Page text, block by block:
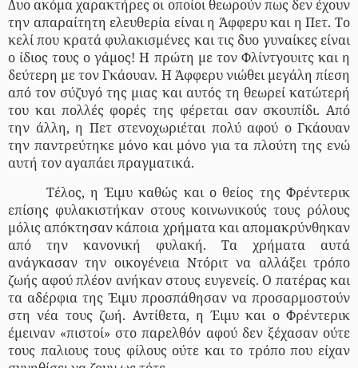
Δυο ακόμα χαρακτήρες οι οποίοι θεωρούν πως δεν έχουν
την απαραίτητη ελευθερία είναι η Άφφερυ και η Πετ. Το
κελί που κρατά φυλακισμένες και τις δυο γυναίκες είναι
ο ίδιος τους ο γάμος! Η πρώτη με τον Φλίντγουιτς και η
δεύτερη με τον Γκάουαν. Η Άφφερυ νιώθει μεγάλη πίεση
από τον σύζυγό της μιας και αυτός τη θεωρεί κατώτερή
του και πολλές φορές της φέρεται σαν σκουπίδι. Από
την άλλη, η Πετ στενοχωριέται πολύ αφού ο Γκάουαν
την παντρεύτηκε μόνο και μόνο για τα πλούτη της ενώ
αυτή τον αγαπάει πραγματικά.
Τέλος, η Έιμυ καθώς και ο θείος της Φρέντερικ
επίσης φυλακιστήκαν στους κοινωνικούς τους ρόλους
μόλις απόκτησαν κάποια χρήματα και απομακρύνθηκαν
από την κανονική φυλακή. Τα χρήματα αυτά
ανάγκασαν την οικογένεια Ντόριτ να αλλάξει τρόπο
ζωής αφού πλέον ανήκαν στους ευγενείς. Ο πατέρας και
τα αδέρφια της Έιμυ προσπάθησαν να προσαρμοστούν
στη νέα τους ζωή. Αντίθετα, η Έιμυ και ο Φρέντερικ
έμειναν «πιστοί» στο παρελθόν αφού δεν ξέχασαν ούτε
τους παλιους τους φίλους ούτε και το τρόπο που είχαν